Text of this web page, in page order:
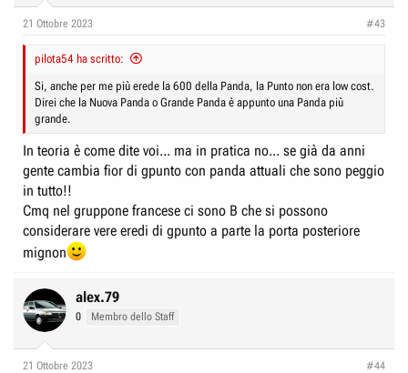
21 Ottobre 2023 #43
pilota54 ha scritto:
Si, anche per me più erede la 600 della Panda, la Punto non era low cost.
Direi che la Nuova Panda o Grande Panda è appunto una Panda più
grande.
In teoria è come dite voi... ma in pratica no... se già da anni
gente cambia fior di gpunto con panda attuali che sono peggio
in tutto!!
Cmq nel gruppone francese ci sono B che si possono
considerare vere eredi di gpunto a parte la porta posteriore
mignon
alex.79
0 Membro dello Staff
21 Ottobre 2023 #44